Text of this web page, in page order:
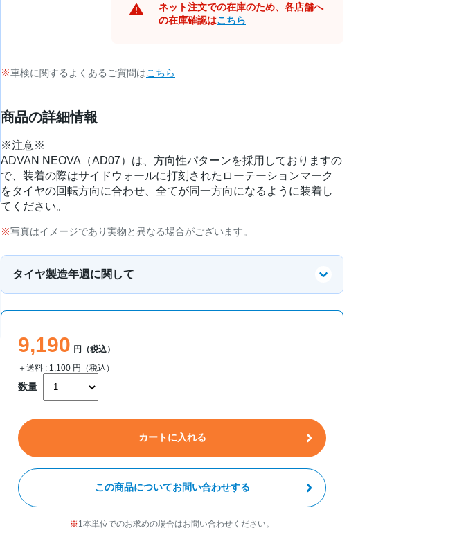
ネット注文での在庫のため、各店舗へ
の在庫確認はこちら
車検に関するよくあるご質問はこちら
商品の詳細情報
※注意※
ADVAN NEOVA（AD07）は、方向性パターンを採用しておりますの
で、装着の際はサイドウォールに打刻されたローテーションマーク
をタイヤの回転方向に合わせ、全てが同一方向になるように装着し
てください。
写真はイメージであり実物と異なる場合がございます。
タイヤ製造年週に関して
9,190 円（税込）
＋送料 : 1,100 円（税込）
数量
カートに入れる
この商品についてお問い合わせする
1本単位でのお求めの場合はお問い合わせください。